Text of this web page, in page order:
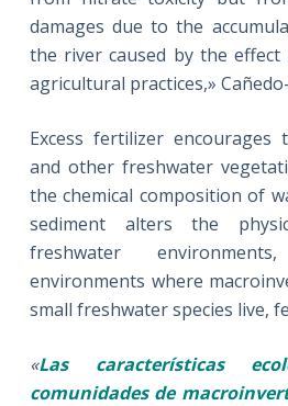
damages due to the
the river caused by the
agricultural practices,»
Excess fertilizer
and other freshwater
the chemical composition of
sediment alters the
freshwater
environments where
small freshwater species live,
«Las características
comunidades de